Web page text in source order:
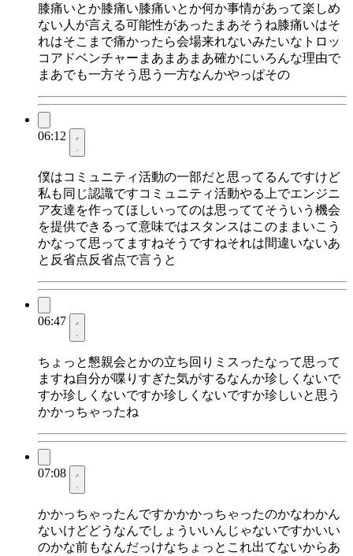
膝痛いとか膝痛い膝痛いとか何か事情があって楽しめ
ない人が言える可能性があったまあそうね膝痛いはそ
れはそこまで痛かったら会場来れないみたいなトロッ
コアドベンチャーまあまあまあ確かにいろんな理由で
まあでも一方そう思う一方なんかやっぱその
06:12
僕はコミュニティ活動の一部だと思ってるんですけど
私も同じ認識ですコミュニティ活動やる上でエンジニ
ア友達を作ってほしいってのは思っててそういう機会
を提供できるって意味ではスタンスはこのままいこう
かなって思ってますねそうですねそれは間違いないあ
と反省点反省点で言うと
06:47
ちょっと懇親会とかの立ち回りミスったなって思って
ますね自分が喋りすぎた気がするなんか珍しくないで
すか珍しくないですか珍しくないですか珍しいと思う
かかっちゃったね
07:08
かかっちゃったんですかかかっちゃったのかなわかん
ないけどどうなんでしょういいんじゃないですかいい
のかな前もなんだっけなちょっとこれ出てないからあ